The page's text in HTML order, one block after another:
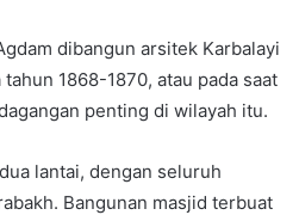
dibangun arsitek Karbalayi
1868-1870, atau pada saat
penting di wilayah itu.
lantai, dengan seluruh
Bangunan masjid terbuat